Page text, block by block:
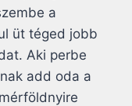
a
üt téged jobb
Aki perbe
add oda a